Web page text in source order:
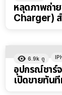
หลุดภาพถ่า
Charger)
6.9k ดู
อุปกรณ์ชาร์
เปิดขายทัน